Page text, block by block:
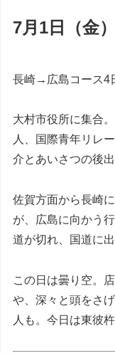
7月1日（金）
長崎→広島コース4
大村市役所に集合
人、国際青年リレ
介とあいさつの後出
佐賀方面から長崎
が、広島に向かう
道が切れ、国道に出
この日は曇り空。
や、深々と頭をさ
人も。今日は東彼